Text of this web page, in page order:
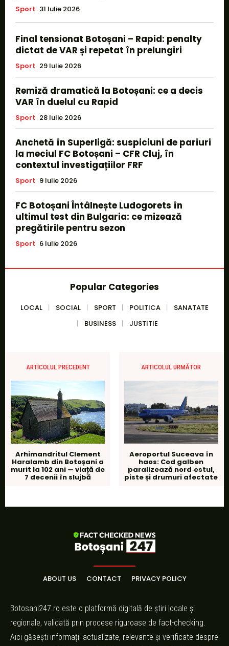
Sport 31 Iulie 2026
Final tensionat Botoșani – Rapid: penalty
dictat de VAR și repetat în prelungiri
Sport 29 Iulie 2026
Remiză dramatică la Botoșani: ce a decis
VAR în duelul cu Rapid
Sport 28 Iulie 2026
Anchetă în Superligă: suspiciuni de pariuri
la meciul FC Botoșani – CFR Cluj, în
contextul investigațiilor FRF
Sport 9 Iulie 2026
FC Botoșani Întâlnește Ludogorets în
ultimul test din Bulgaria: ce mizează
pregătirile pentru sezon
Sport 6 Iulie 2026
Popular Categories
LOCAL SOCIAL SPORT POLITICA
SANATATE
BUSINESS
JUSTITIE
ARTICOLUL PRECEDENT
Arhimandritul Clement
Haralamb din Botoșani a
murit la 102 ani — viață de
7 decenii în slujbă
ARTICOLUL URMĂTOR
Aeroportul Suceava în
haos: Cod galben
paralizează nord‑estul,
piste și drumuri afectate
ABOUT US CONTACT PRIVACY POLICY
Botosani247.ro este o platformă digitală de știri locale și
regionale, validată prin procese riguroase de fact-checking.
Aici găsești informații actualizate, relevante și verificate despre